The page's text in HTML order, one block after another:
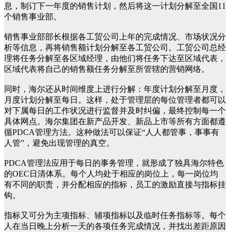
息，制订下一年度的销售计划，然后将这一计划分解至全国11
个销售事业部。
销售事业部部长根据各工贸公司上年的完成情况、市场状况分
析等信息，再将销售额计划分解至各工贸公司。工贸公司总经
理将任务分解至各区域经理，由他们将任务下达至区域代表，
区域代表将自己的销售额任务分解至所管辖的营销网络。
同时，海尔还从时间维度上进行分解：年度计划分解至月度，
月度计划分解至每日。这样，处于管理层的每位管理者都可以
对下属每日的工作状况进行监督并及时纠偏，最终控制每一个
具体网点。海尔集团在新产品开发、新品上市等所有方面都遵
循PDCA管理方法。这种做法可以保证“人人都管事，事事有
人管”，避免出现管理的真空。
PDCA管理法应用于每日的事务管理，就形成了独具海尔特色
的OEC日清体系。每个人均处于相应的岗位上，每一岗位均
有不同的职责，并分配相应的指标，员工的激励直接与指标挂
钩。
指标又可分为主项指标、辅项指标以及临时任务指标等。每个
人在当日晚上分析一天的各项任务完成情况，并找出差距原因